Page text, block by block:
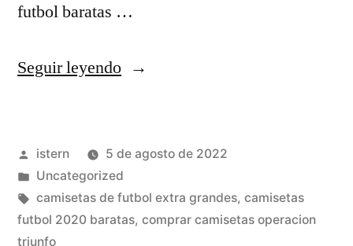
futbol baratas …
Seguir leyendo«marco
futbol»
Publicado
por
istern
5 de agosto de 2022
Publicado
en
Uncategorized
Etiquetas:
camisetas de futbol extra grandes, camisetas
futbol 2020 baratas, comprar camisetas operacion
triunfo